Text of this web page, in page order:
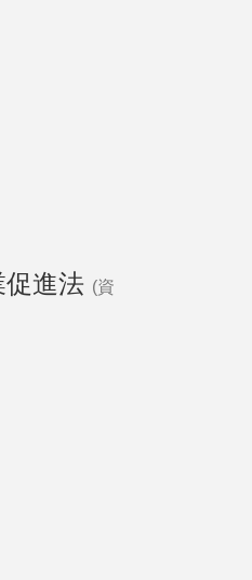
進法 (資